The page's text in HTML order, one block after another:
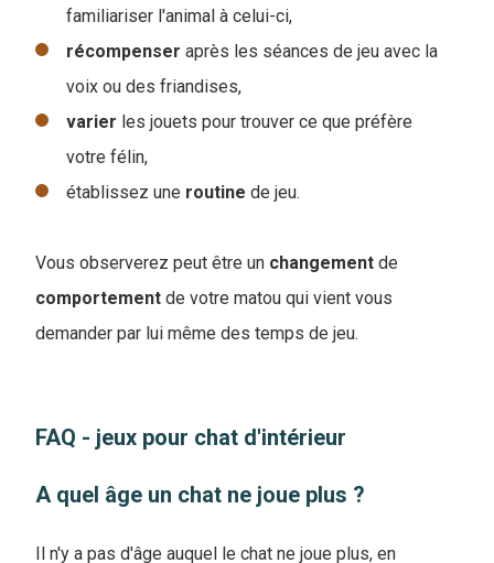
familiariser l'animal à celui-ci,
récompenser après les séances de jeu avec la
voix ou des friandises,
varier les jouets pour trouver ce que préfère
votre félin,
établissez une routine de jeu.
Vous observerez peut être un changement de
comportement de votre matou qui vient vous
demander par lui même des temps de jeu.
FAQ - jeux pour chat d'intérieur
A quel âge un chat ne joue plus ?
Il n'y a pas d'âge auquel le chat ne joue plus, en